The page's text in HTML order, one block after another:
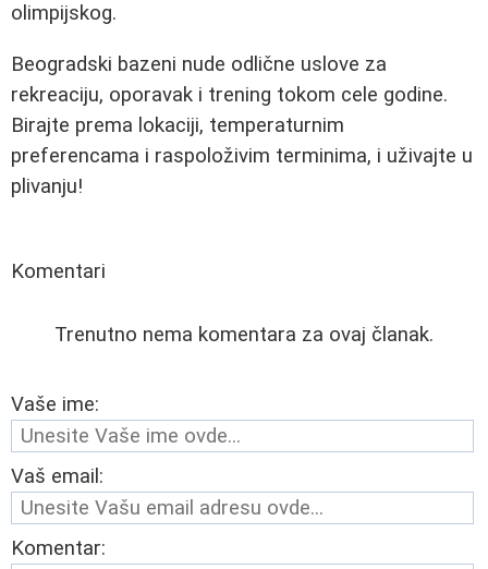
olimpijskog.
Beogradski bazeni nude odlične uslove za
rekreaciju, oporavak i trening tokom cele godine.
Birajte prema lokaciji, temperaturnim
preferencama i raspoloživim terminima, i uživajte u
plivanju!
Komentari
Trenutno nema komentara za ovaj članak.
Vaše ime:
Vaš email:
Komentar: